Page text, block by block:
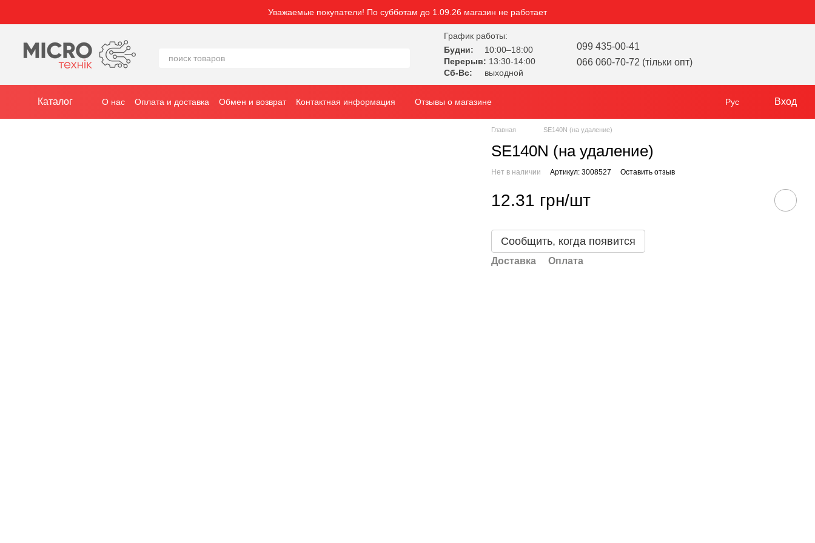
Уважаемые покупатели! По субботам до 1.09.26 магазин не работает
График работы:
Будни:
10:00–18:00
Перерыв: 13:30-14:00
Сб-Вс:
выходной
099 435-00-41
066 060-70-72 (тільки опт)
Каталог О нас Оплата и доставка Обмен и возврат Контактная информация Отзывы о магазине Рус Вход
Главная SE140N (на удаление)
SE140N (на удаление)
Нет в наличии Артикул: 3008527 Оставить отзыв
12.31 грн/шт
Сообщить, когда появится
Доставка Оплата